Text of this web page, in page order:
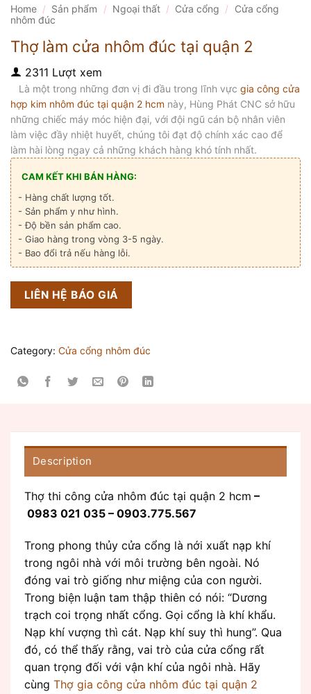
Home / Sản phẩm / Ngoại thất / Cửa cổng /
Cửa cổng
nhôm đúc
Thợ làm cửa nhôm đúc tại quận 2
2311 Lượt xem
Là một trong những đơn vị đi đầu trong lĩnh vực gia công cửa
hợp kim nhôm đúc tại quận 2 hcm này, Hùng Phát CNC sở hữu
những chiếc máy móc hiện đại, với đội ngũ cán bộ nhân viên
làm việc đầy nhiệt huyết, chúng tôi đạt độ chính xác cao để
làm hài lòng ngay cả những khách hàng khó tính nhất.
CAM KẾT KHI BÁN HÀNG:
- Hàng chất lượng tốt.
- Sản phẩm y như hình.
- Độ bền sản phẩm cao.
- Giao hàng trong vòng 3-5 ngày.
- Bao đổi trả nếu hàng lỗi.
LIÊN HỆ BÁO GIÁ
Category: Cửa cổng nhôm đúc
Description
Thợ thi công cửa nhôm đúc tại quận 2 hcm –
0983 021 035 – 0903.775.567
Trong phong thủy cửa cổng là nới xuất nạp khí
trong ngôi nhà với môi trường bên ngoài. Nó
đóng vai trò giống như miệng của con người.
Trong biện luận tam thập thiên có nói: “Dương
trạch coi trọng nhất cổng. Gọi cổng là khí khẩu.
Nạp khí vượng thì cát. Nạp khí suy thì hung”. Qua
đó, có thể thấy rằng, vai trò của cửa cổng rất
quan trọng đối với vận khí của ngôi nhà. Hãy
cùng Thợ gia công cửa nhôm đúc tại quận 2